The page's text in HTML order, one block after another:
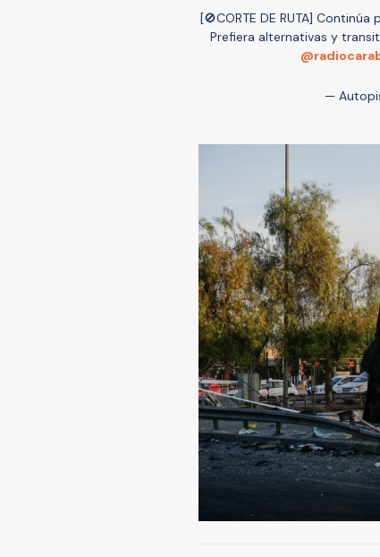
[🚫CORTE DE RUTA]
Prefiera alternativas y
—